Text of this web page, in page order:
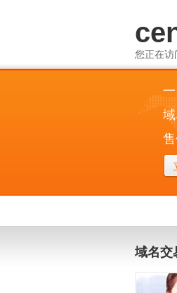
您正在访
域名交